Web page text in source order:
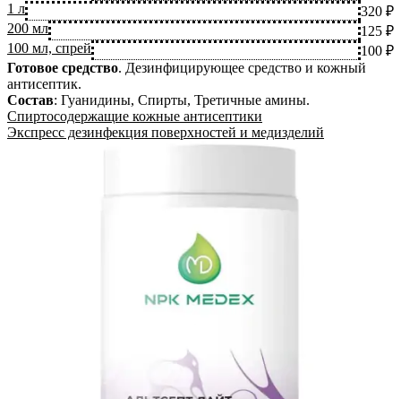
1 л
320 ₽
200 мл
125 ₽
100 мл, спрей
100 ₽
Готовое средство. Дезинфицирующее средство и кожный
антисептик.
Состав: Гуанидины, Спирты, Третичные амины.
Спиртосодержащие кожные антисептики
Экспресс дезинфекция поверхностей и медизделий